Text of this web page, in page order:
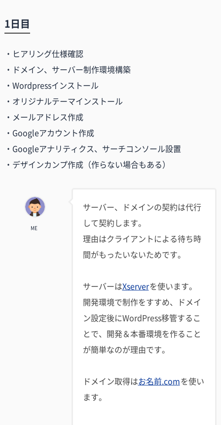
1日目
・ヒアリング仕様確認
・ドメイン、サーバー制作環境構築
・Wordpressインストール
・オリジナルテーマインストール
・メールアドレス作成
・Googleアカウント作成
・Googleアナリティクス、サーチコンソール設置
・デザインカンプ作成（作らない場合もある）
ME
サーバー、ドメインの契約は代行
して契約します。
理由はクライアントによる待ち時
間がもったいないためです。
サーバーはXserverを使います。
開発環境で制作をすすめ、ドメイ
ン設定後にWordPress移管するこ
とで、開発＆本番環境を作ること
が簡単なのが理由です。
ドメイン取得はお名前.comを使い
ます。